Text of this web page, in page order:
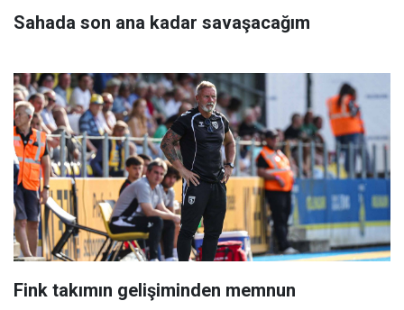
Sahada son ana kadar savaşacağım
Fink takımın gelişiminden memnun